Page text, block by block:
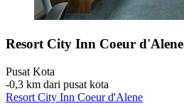
Resort City Inn Coeur d'Alene
Pusat Kota
‐0,3 km dari pusat kota
Resort City Inn Coeur d'Alene